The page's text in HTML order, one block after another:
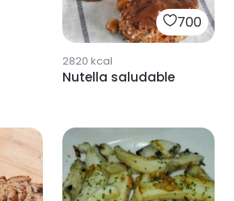
700
2820 kcal
Nutella saludable